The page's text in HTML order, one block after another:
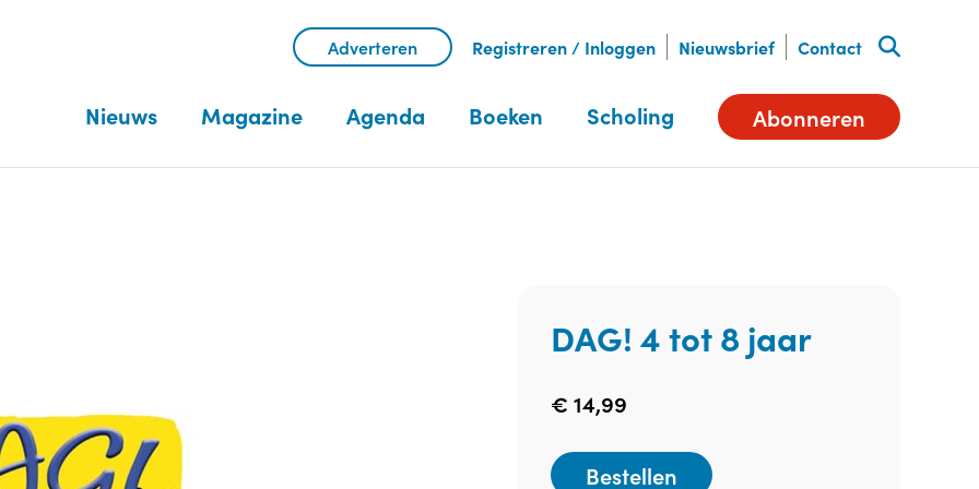
Adverteren Registreren / Inloggen Nieuwsbrief Contact
Nieuws Magazine Agenda Boeken Scholing Abonneren
DAG! 4 tot 8 jaar
€ 14,99
Bestellen